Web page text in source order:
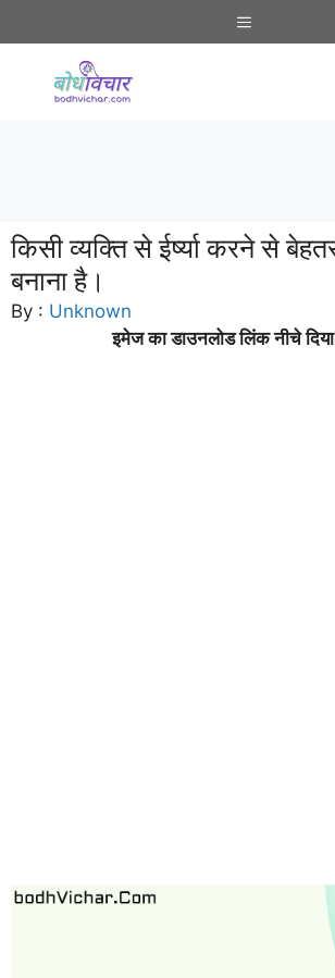
to
Menu
किसी व्यक्ति से ईर्ष्या करने से
बनाना है।
By : Unknown
इमेज का डाउनलोड लिंक नीचे